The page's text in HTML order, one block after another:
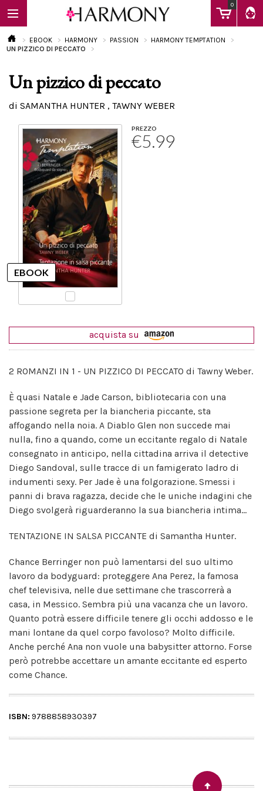
0
EBOOK
Calendario
EBOOK HARMONY PASSION
HARMONY TEMPTATION
UN PIZZICO DI PECCATO
Un pizzico di peccato
di SAMANTHA HUNTER , TAWNY WEBER
PREZZO
€5.99
acquista su
2 ROMANZI IN 1 - UN PIZZICO DI PECCATO di Tawny Weber.
È quasi Natale e Jade Carson, bibliotecaria con una
passione segreta per la biancheria piccante, sta
affogando nella noia. A Diablo Glen non succede mai
nulla, fino a quando, come un eccitante regalo di Natale
consegnato in anticipo, nella cittadina arriva il detective
Diego Sandoval, sulle tracce di un famigerato ladro di
indumenti sexy. Per Jade è una folgorazione. Smessi i
panni di brava ragazza, decide che le uniche indagini che
Diego svolgerà riguarderanno la sua biancheria intima...
TENTAZIONE IN SALSA PICCANTE di Samantha Hunter.
Chance Berringer non può lamentarsi del suo ultimo
lavoro da bodyguard: proteggere Ana Perez, la famosa
chef televisiva, nelle due settimane che trascorrerà a
casa, in Messico. Sembra più una vacanza che un lavoro.
Quanto potrà essere difficile tenere gli occhi addosso e le
mani lontane da quel corpo favoloso? Molto difficile.
Anche perché Ana non vuole una babysitter attorno. Forse
però potrebbe accettare un amante eccitante ed esperto
come Chance.
ISBN: 9788858930397